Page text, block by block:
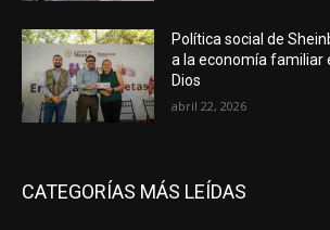
Política social de
a la economía familiar
Dios
abril 22, 2026
CATEGORÍAS MÁS LEÍDAS